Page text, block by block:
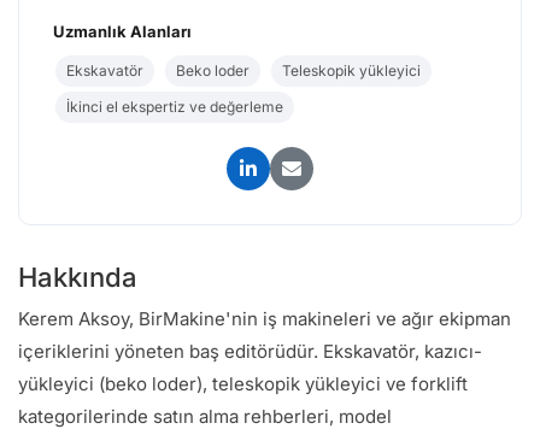
Uzmanlık Alanları
Ekskavatör Beko loder
Teleskopik yükleyici
İkinci el ekspertiz ve değerleme
Hakkında
Kerem Aksoy, BirMakine'nin iş makineleri ve ağır ekipman
içeriklerini yöneten baş editörüdür. Ekskavatör, kazıcı-
yükleyici (beko loder), teleskopik yükleyici ve forklift
kategorilerinde satın alma rehberleri, model